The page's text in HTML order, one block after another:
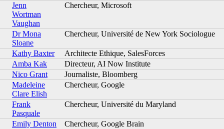
Jenn
Wortman
Vaughan
Chercheur, Microsoft
Dr Mona
Sloane
Chercheur, Université de New York Sociologue
Kathy Baxter
Architecte Ethique, SalesForces
Amba Kak
Directeur, AI Now Institute
Nico Grant
Journaliste, Bloomberg
Madeleine
Clare Elish
Chercheur, Google
Frank
Pasquale
Chercheur, Université du Maryland
Emily Denton
Chercheur, Google Brain